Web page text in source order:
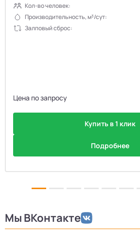
Кол-во человек:
Производительность, м³/сут:
Залповый сброс:
Цена по запросу
Купить в 1 клик
Подробнее
Мы ВКонтакте